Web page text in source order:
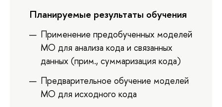
Планируемые результаты обучения
Применение предобученных моделей
МО для анализа кода и связанных
данных (прим., суммаризация кода)
Предварительное обучение моделей
МО для исходного кода